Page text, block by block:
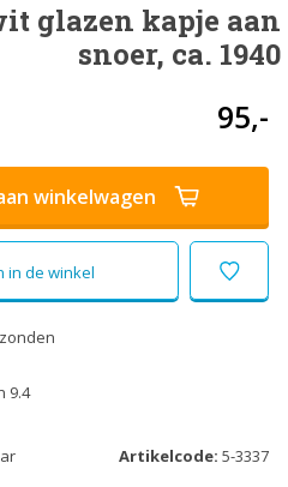
glazen kapje aan
snoer, ca. 1940
95,-
winkelwagen
in de winkel
9.4
Artikelcode: 5-3337